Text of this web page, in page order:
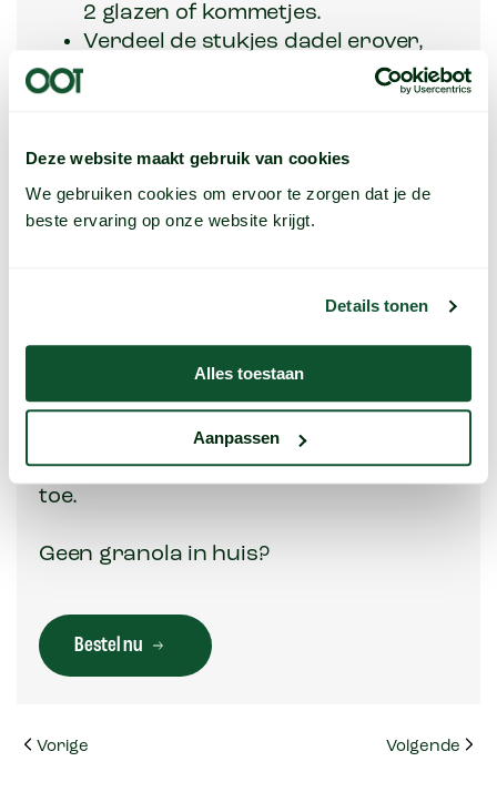
Deze website maakt gebruik van cookies
We gebruiken cookies om ervoor te zorgen dat je de
beste ervaring op onze website krijgt.
Details tonen
Alles toestaan
Aanpassen
2 glazen of kommetjes.
Verdeel de stukjes dadel erover,
dan ongeveer de helft van de appel
en daarna de rest van de yoghurt
Verdeel de rest van de appel
erover en top af met lekker veel
Cinnamon Bun Granola.
ook al de avond ervoor mengen en
afgedekt in de koelkast zetten. De
smaken trekken dan echt lekker door.
Wel wordt het wat dikker, dus voeg ’s
morgens naar smaak wat meer melk
toe.
Geen granola in huis?
Bestel nu
Vorige Volgende